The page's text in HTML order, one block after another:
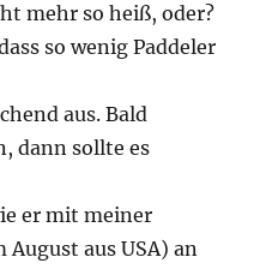
mehr so heiß, oder?
so wenig Paddeler
aus. Bald
dann sollte es
er mit meiner
aus USA) an